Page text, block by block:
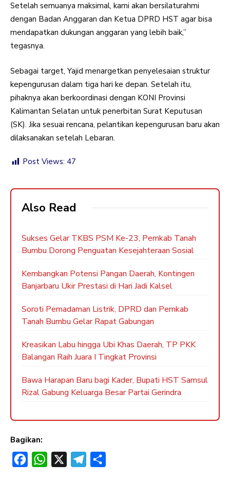
Setelah semuanya maksimal, kami akan bersilaturahmi
dengan Badan Anggaran dan Ketua DPRD HST agar bisa
mendapatkan dukungan anggaran yang lebih baik,”
tegasnya.
Sebagai target, Yajid menargetkan penyelesaian struktur
kepengurusan dalam tiga hari ke depan. Setelah itu,
pihaknya akan berkoordinasi dengan KONI Provinsi
Kalimantan Selatan untuk penerbitan Surat Keputusan
(SK). Jika sesuai rencana, pelantikan kepengurusan baru akan
dilaksanakan setelah Lebaran.
Post Views: 47
Also Read
Sukses Gelar TKBS PSM Ke-23, Pemkab Tanah
Bumbu Dorong Penguatan Kesejahteraan Sosial
Kembangkan Potensi Pangan Daerah, Kontingen
Banjarbaru Ukir Prestasi di Hari Jadi Kalsel
Soroti Pemadaman Listrik, DPRD dan Pemkab
Tanah Bumbu Gelar Rapat Gabungan
Kreasikan Labu hingga Ubi Khas Daerah, TP PKK
Balangan Raih Juara I Tingkat Provinsi
Bawa Harapan Baru bagi Kader, Bupati HST Samsul
Rizal Gabung Keluarga Besar Partai Gerindra
Bagikan:
W